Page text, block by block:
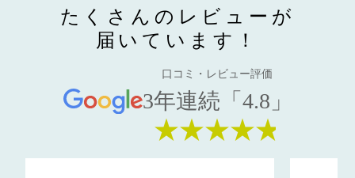
たくさんのレビューが
届いています！
口コミ・レビュー評価
3年連続「4.8」
★★★★★